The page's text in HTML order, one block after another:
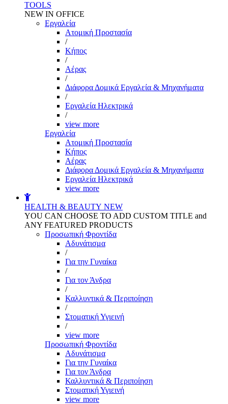
TOOLS
NEW IN OFFICE
Εργαλεία
Aτομική Προστασία
/
Kήπος
/
Αέρας
/
Διάφορα Δομικά Εργαλεία & Μηχανήματα
/
Εργαλεία Ηλεκτρικά
/
view more
Εργαλεία
Aτομική Προστασία
Kήπος
Αέρας
Διάφορα Δομικά Εργαλεία & Μηχανήματα
Εργαλεία Ηλεκτρικά
view more
HEALTH & BEAUTY NEW
YOU CAN CHOOSE TO ADD CUSTOM TITLE and
ANY FEATURED PRODUCTS
Προσωπική Φροντίδα
Αδυνάτισμα
/
Για την Γυναίκα
/
Για τον Άνδρα
/
Καλλυντικά & Περιποίηση
/
Στοματική Υγιεινή
/
view more
Προσωπική Φροντίδα
Αδυνάτισμα
Για την Γυναίκα
Για τον Άνδρα
Καλλυντικά & Περιποίηση
Στοματική Υγιεινή
view more